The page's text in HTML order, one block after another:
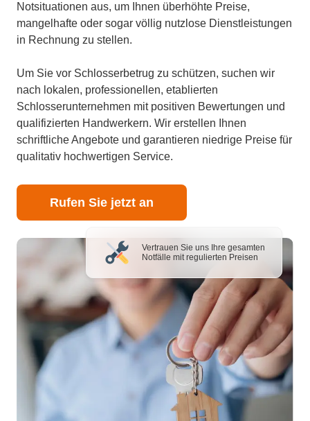
Notsituationen aus, um Ihnen überhöhte Preise,
mangelhafte oder sogar völlig nutzlose Dienstleistungen
in Rechnung zu stellen.
Um Sie vor Schlosserbetrug zu schützen, suchen wir
nach lokalen, professionellen, etablierten
Schlosserunternehmen mit positiven Bewertungen und
qualifizierten Handwerkern. Wir erstellen Ihnen
schriftliche Angebote und garantieren niedrige Preise für
qualitativ hochwertigen Service.
Rufen Sie jetzt an
Vertrauen Sie uns Ihre gesamten
Notfälle mit regulierten Preisen